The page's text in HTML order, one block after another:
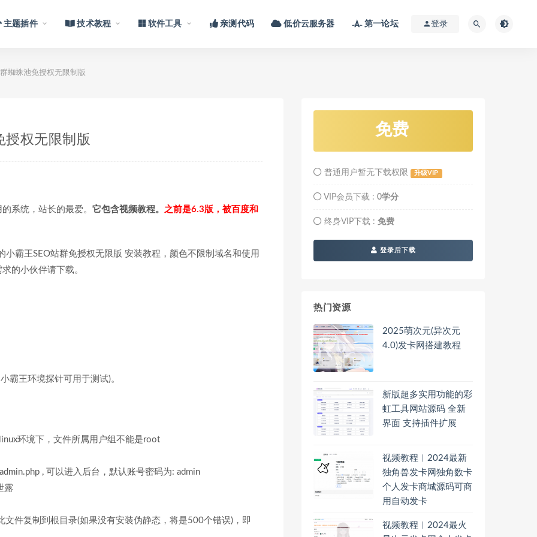
主题插件 技术教程 软件工具 亲测代码 低价云服务器 第一论坛 登录
蜘蛛池免授权无限制版
授权无限制版
系统，站长的最爱。 它包含视频教程。 之前是6.3版，被百度和
小霸王SEO站群免授权无限版 安装教程，颜色不限制域名和使用
的小伙伴请下载。
霸王环境探针可用于测试)。
环境下，文件所属用户组不能是root
, 可以进入后台，默认账号密码为: admin
露
件复制到根目录(如果没有安装伪静态，将是500个错误)，即
免费
普通用户暂无下载权限 升级VIP
VIP会员下载 : 0学分
终身VIP下载 : 免费
登录后下载
热门资源
2025萌次元(异次元
4.0)发卡网搭建教程
新版超多实用功能的彩
虹工具网站源码 全新
界面 支持插件扩展
视频教程︱2024最新
独角兽发卡网独角数卡
个人发卡商城源码可商
用自动发卡
视频教程︱2024最火